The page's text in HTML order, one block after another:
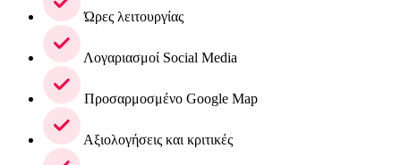
Ώρες λειτουργίας
Λογαριασμοί Social Media
Προσαρμοσμένο Google Map
Αξιολογήσεις και κριτικές